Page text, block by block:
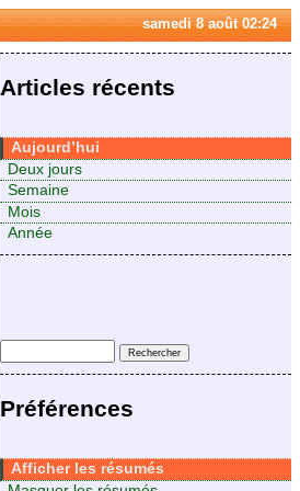
samedi 8 août 02:24
Articles récents
Aujourd’hui
Deux jours
Semaine
Mois
Année
Préférences
Afficher les résumés